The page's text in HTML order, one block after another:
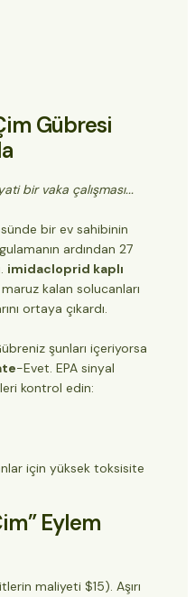
Gübresi
bir vaka çalışması...
bir ev sahibinin
ardından 27
imidacloprid kaplı
kalan solucanları
ortaya çıkardı.
şunları içeriyorsa
-Evet. EPA sinyal
kontrol edin:
için yüksek toksisite
Eylem
maliyeti $15). Aşırı